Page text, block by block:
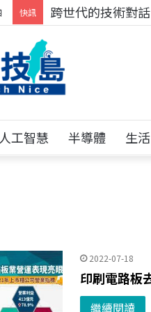
快訊 科技人的經驗傳
工智慧 半導體 生活
2022-07-18
印刷電路板
繼續閱讀